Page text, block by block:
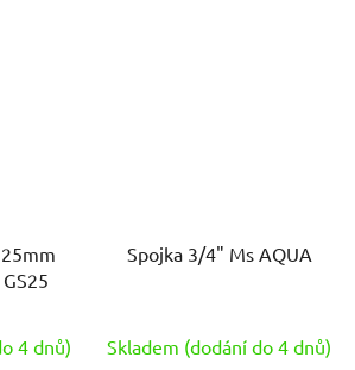
4 dnů)
Spojka 3/4" Ms AQUA
Skladem (dodání do 4 dnů)